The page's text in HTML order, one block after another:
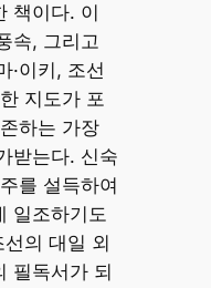
책이다. 이
속, 그리고
·이키, 조선
지도가 포
하는 가장
받는다. 신숙
를 설득하여
일조하기도
의 대일 외
필독서가 되